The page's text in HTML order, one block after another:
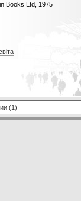
Books Ltd, 1975
(1)